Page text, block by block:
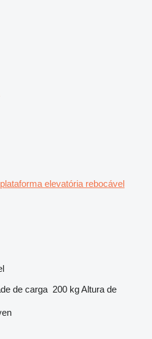
plataforma elevatória rebocável
de carga 200 kgAltura de